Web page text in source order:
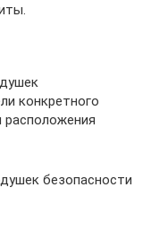
конкретного
безопасности